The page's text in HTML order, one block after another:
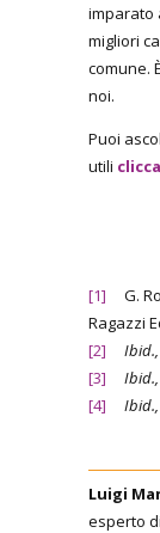
imparato
migliori
comune.
noi.
Puoi
utili
[1] G.
Ragazzi
[2] Ibid.,
[3] Ibid.,
[4] Ibid.,
Luigi
esperto